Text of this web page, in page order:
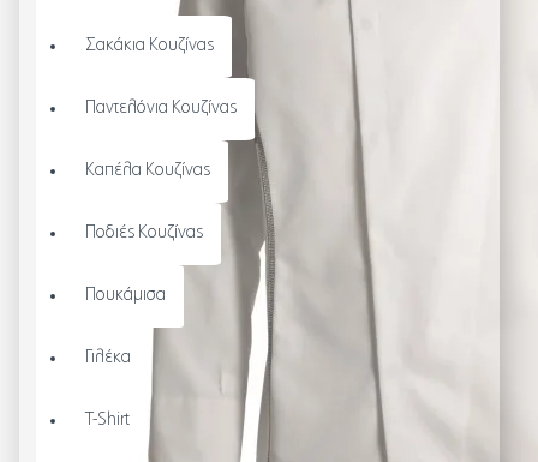
Σακάκια Κουζίνας
Παντελόνια Κουζίνας
Καπέλα Κουζίνας
Ποδιές Κουζίνας
Πουκάμισα
Γιλέκα
T-Shirt